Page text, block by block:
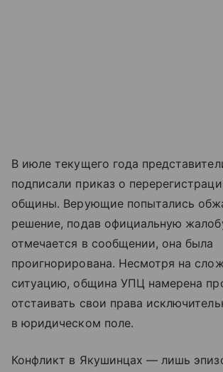
В июле текущего года
подписали приказ о
общины. Верующие попытались
решение, подав официальную
отмечается в сообщении, она была
проигнорирована. Несмотря на
ситуацию, община УПЦ намерена
отстаивать свои права
в юридическом поле.
Конфликт в Якушинцах — лишь